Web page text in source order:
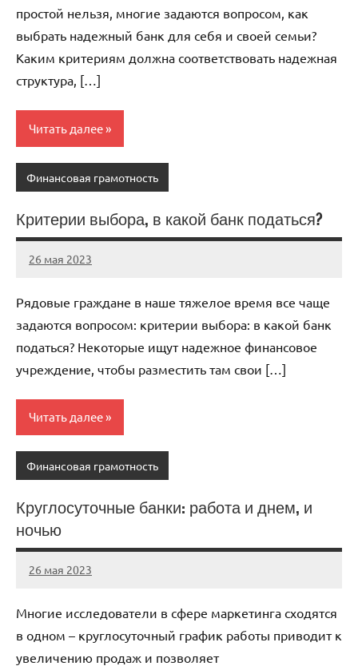
простой нельзя, многие задаются вопросом, как
выбрать надежный банк для себя и своей семьи?
Каким критериям должна соответствовать надежная
структура, […]
Читать далее
Финансовая грамотность
Критерии выбора, в какой банк податься?
26 мая 2023
organic63_ru
Нет
Рядовые граждане в наше тяжелое время все чаще
задаются вопросом: критерии выбора: в какой банк
податься? Некоторые ищут надежное финансовое
учреждение, чтобы разместить там свои […]
Читать далее
Финансовая грамотность
Круглосуточные банки: работа и днем, и
ночью
26 мая 2023
organic63_ru
Нет
Многие исследователи в сфере маркетинга сходятся
в одном – круглосуточный график работы приводит к
увеличению продаж и позволяет